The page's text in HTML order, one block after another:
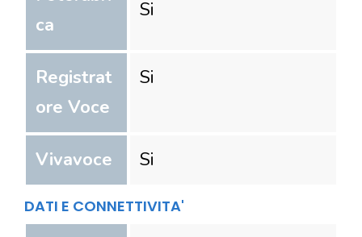
ca
Si
Registrat
ore Voce
Si
Vivavoce Si
DATI E CONNETTIVITA'